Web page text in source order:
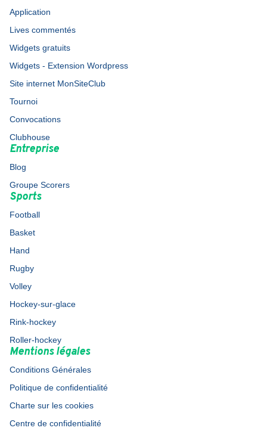
Application
Lives commentés
Widgets gratuits
Widgets - Extension Wordpress
Site internet MonSiteClub
Tournoi
Convocations
Clubhouse
Entreprise
Blog
Groupe Scorers
Sports
Football
Basket
Hand
Rugby
Volley
Hockey-sur-glace
Rink-hockey
Roller-hockey
Mentions légales
Conditions Générales
Politique de confidentialité
Charte sur les cookies
Centre de confidentialité